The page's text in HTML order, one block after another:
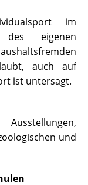
im
eigenen
auch auf
ist untersagt.
und